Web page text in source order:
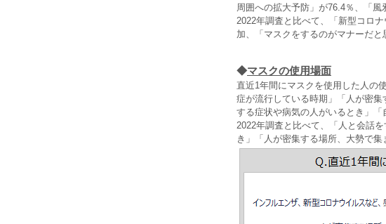
周囲への拡大予防」が76.4％、「風
2022年調査と比べて、「新型コロ
加、「マスクをするのがマナーだと
◆マスクの使用場面
直近1年間にマスクを使用した人の
症が流行している時期」「人が密
する症状や病気の人がいるとき」「
2022年調査と比べて、「人と会話
き」「人が密集する場所、大勢で集